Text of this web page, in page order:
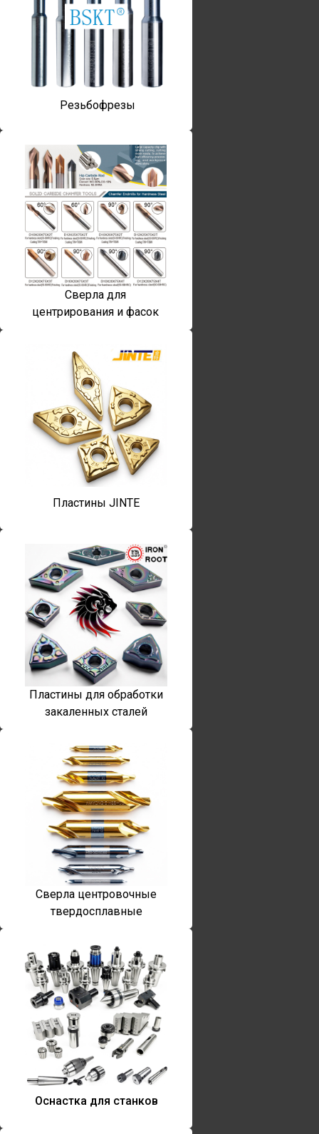
Резьбофрезы
Сверла для
центрирования и фасок
Пластины JINTE
Пластины для обработки
закаленных сталей
Сверла центровочные
твердосплавные
Оснастка для станков